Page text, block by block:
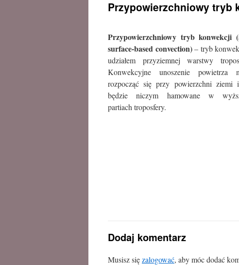
treści
Przypowierzchniowy tryb
Przypowierzchniowy tryb konwekcji
surface-based convection)– tryb
udziałem przyziemnej warstwy
Konwekcyjne unoszenie powietrza
rozpocząć się przy powierzchni ziemi
będzie niczym hamowane w
partiach troposfery.
Dodaj komentarz
Musisz sięzalogować, aby móc dodać